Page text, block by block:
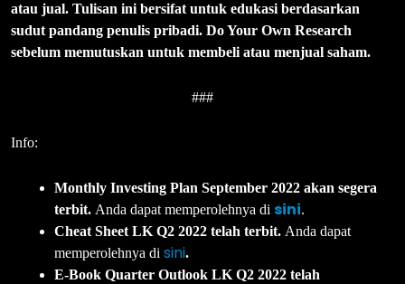
atau jual. Tulisan ini bersifat untuk edukasi berdasarkan
sudut pandang penulis pribadi. Do Your Own Research
sebelum memutuskan untuk membeli atau menjual saham.
###
Info:
Monthly Investing Plan September 2022 akan segera
terbit. Anda dapat memperolehnya di sini.
Cheat Sheet LK Q2 2022 telah terbit. Anda dapat
memperolehnya di sini.
E-Book Quarter Outlook LK Q2 2022 telah